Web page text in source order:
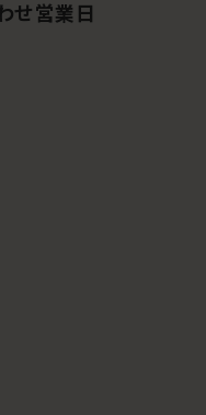
せ営業日